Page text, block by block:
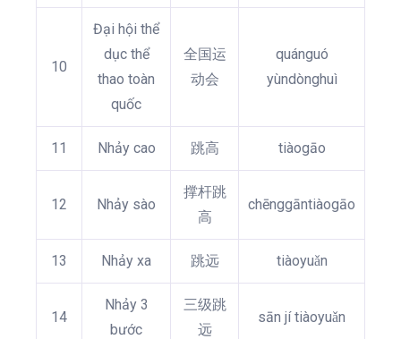
10
Đại hội thể
dục thể
thao toàn
quốc
全国运
动会
quánguó
yùndònghuì
11 Nhảy cao 跳高 tiàogāo
12 Nhảy sào
撑杆跳
高
chēnggāntiàogāo
13 Nhảy xa 跳远 tiàoyuǎn
14
Nhảy 3
bước
三级跳
远
sān jí tiàoyuǎn